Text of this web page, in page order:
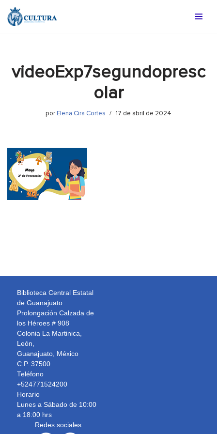
Saltar
videoExp7segundopresc
olar
por Elena Cira Cortes 17 de abril de 2024
Biblioteca Central Estatal
de Guanajuato
Prolongación Calzada de
los Héroes # 908
Colonia La Martinica,
León,
Guanajuato, México
C.P. 37500
Teléfono
+524771524200
Horario
Lunes a Sábado de 10:00
a 18:00 hrs
Redes sociales